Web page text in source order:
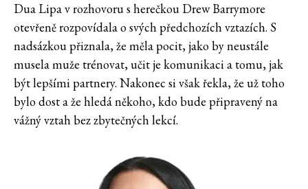
Dua Lipa v rozhovoru s herečkou Drew Barrymore
otevřeně rozpovídala o svých předchozích vztazích. S
nadsázkou přiznala, že měla pocit, jako by neustále
musela muže trénovat, učit je komunikaci a tomu, jak
být lepšími partnery. Nakonec si však řekla, že už toho
bylo dost a že hledá někoho, kdo bude připravený na
vážný vztah bez zbytečných lekcí.